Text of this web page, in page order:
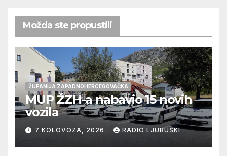
Možda ste propustili
ŽUPANIJA ZAPADNOHERCEGOVAČKA
MUP ŽZH-a nabavio 15 novih
vozila
7 KOLOVOZA, 2026 RADIO LJUBUŠKI